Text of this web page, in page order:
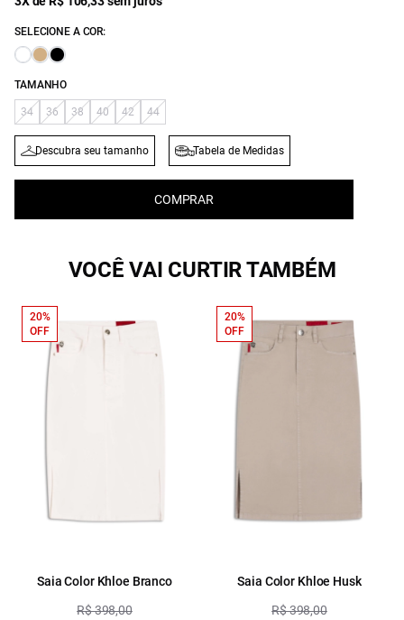
SELECIONE A COR:
TAMANHO
34 36 38 40 42 44
Descubra seu tamanho Tabela de Medidas
COMPRAR
VOCÊ VAI CURTIR TAMBÉM
Saia Color Khloe Branco
R$ 398,00
20%
OFF
Saia Color Khloe Husk
R$ 398,00
20%
OFF